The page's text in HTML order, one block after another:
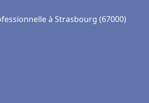
à Strasbourg (67000)